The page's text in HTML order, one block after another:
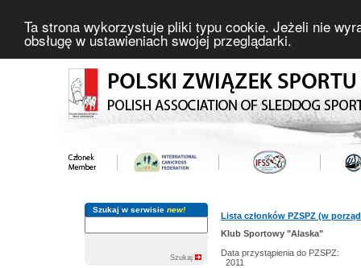
Ta strona wykorzystuje pliki typu cookie. Jeżeli nie
obsługę w ustawieniach swojej przeglądarki.
Szukaj w serwisie new!
Szukaj
Lista członków PZSPZ (w
Klub Sportowy "Alaska"
Data przystąpienia do PZSPZ:
2011